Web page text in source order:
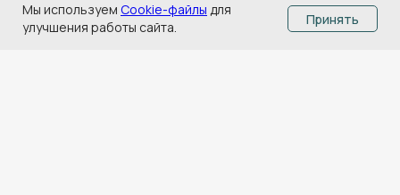
Мы используем Cookie-файлы для
улучшения работы сайта.
Принять